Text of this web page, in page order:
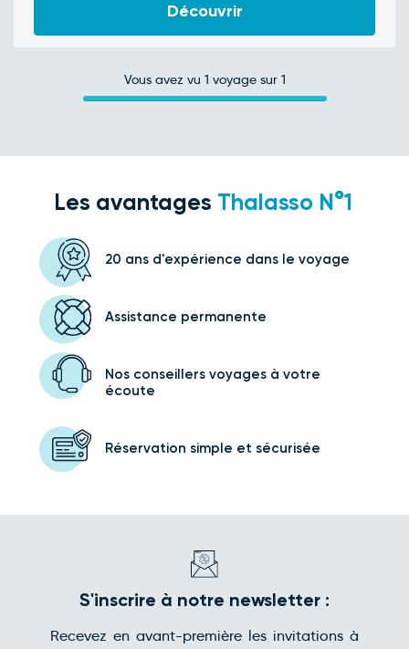
Découvrir
Vous avez vu 1 voyage sur 1
Les avantages Thalasso N°1
20 ans d'expérience dans le voyage
Assistance permanente
Nos conseillers voyagesà votre
écoute
Réservation simple et sécurisée
S'inscrire à notre newsletter :
Recevez en avant-première les invitations à